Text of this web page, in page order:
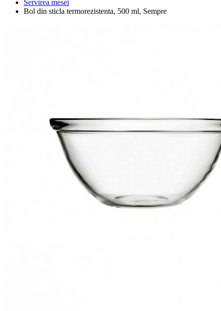
Servirea mesei
Bol din sticla termorezistenta, 500 ml, Sempre